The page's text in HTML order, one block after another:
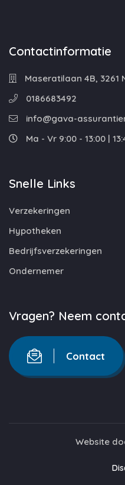
Contactinformatie
Maseratilaan 4B, 3261
0186683492
info@gava-
Ma - Vr 9:00 - 13:00 |
Snelle Links
Verzekeringen
Hypotheken
Bedrijfsverzekeringen
Ondernemer
Vragen? Neem
Contact
Website